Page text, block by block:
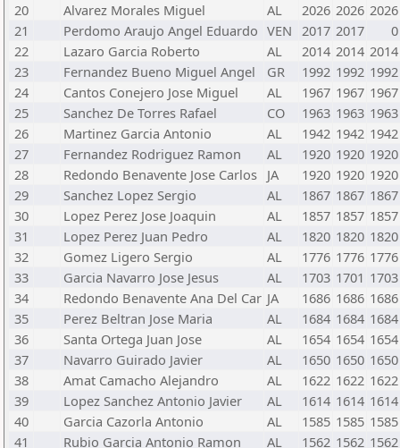
20
Alvarez Morales Miguel AL 2026 2026 2026
21
Perdomo Araujo Angel Eduardo VEN 2017 2017
0
22
Lazaro Garcia Roberto AL 2014 2014 2014
23
Fernandez Bueno Miguel Angel GR 1992 1992 1992
24
Cantos Conejero Jose Miguel AL 1967 1967 1967
25
Sanchez De Torres Rafael CO 1963 1963 1963
26
Martinez Garcia Antonio AL 1942 1942 1942
27
Fernandez Rodriguez Ramon AL 1920 1920 1920
28
Redondo Benavente Jose Carlos JA 1920 1920 1920
29
Sanchez Lopez Sergio AL 1867 1867 1867
30
Lopez Perez Jose Joaquin AL 1857 1857 1857
31
Lopez Perez Juan Pedro AL 1820 1820 1820
32
Gomez Ligero Sergio AL 1776 1776 1776
33
Garcia Navarro Jose Jesus AL 1703 1701 1703
34
Redondo Benavente Ana Del Car JA 1686 1686 1686
35
Perez Beltran Jose Maria AL 1684 1684 1684
36
Santa Ortega Juan Jose AL 1654 1654 1654
37
Navarro Guirado Javier AL 1650 1650 1650
38
Amat Camacho Alejandro AL 1622 1622 1622
39
Lopez Sanchez Antonio Javier AL 1614 1614 1614
40
Garcia Cazorla Antonio AL 1585 1585 1585
41
Rubio Garcia Antonio Ramon AL 1562 1562 1562